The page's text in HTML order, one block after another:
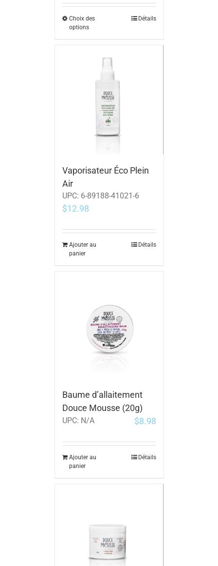
Choix des
options
Détails
Vaporisateur Éco Plein
Air
UPC: 6-89188-41021-6
$12.98
Ajouter au
panier
Détails
Baume d’allaitement
Douce Mousse (20g)
UPC: N/A $8.98
Ajouter au
panier
Détails